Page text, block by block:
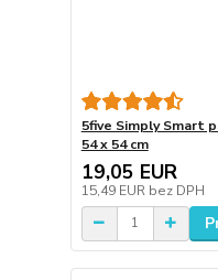
5five Simply Smart
54 x 54 cm
19,05 EUR
15,49 EUR bez DPH